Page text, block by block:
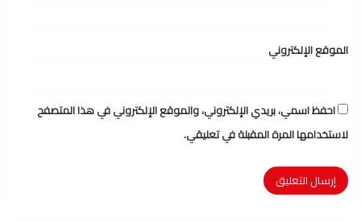
الموقع الإلكتروني
احفظ اسمي، بريدي الإلكتروني، والموقع الإلكتروني في هذا المتصفح
لاستخدامها المرة المقبلة في تعليقي.